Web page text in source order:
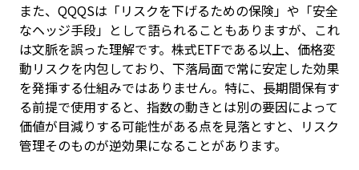
また、QQQSは「リスクを下げるための保険」や「安全
なヘッジ手段」として語られることもありますが、これ
は文脈を誤った理解です。株式ETFである以上、価格変
動リスクを内包しており、下落局面で常に安定した効果
を発揮する仕組みではありません。特に、長期間保有す
る前提で使用すると、指数の動きとは別の要因によって
価値が目減りする可能性がある点を見落とすと、リスク
管理そのものが逆効果になることがあります。